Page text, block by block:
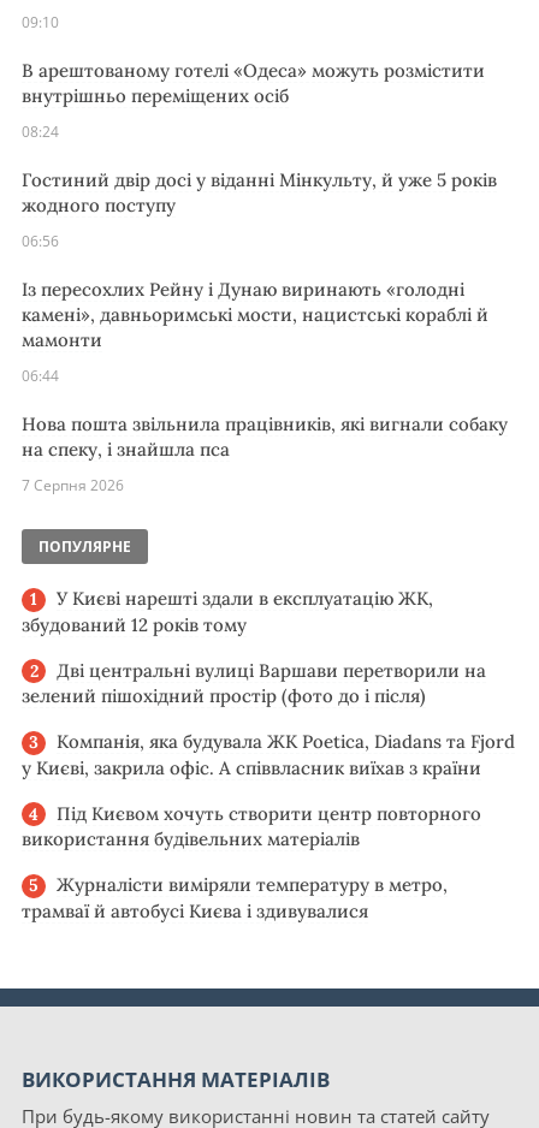
09:10
В арештованому готелі «Одеса» можуть розмістити
внутрішньо переміщених осіб
08:24
Гостиний двір досі у віданні Мінкульту, й уже 5 років
жодного поступу
06:56
Із пересохлих Рейну і Дунаю виринають «голодні
камені», давньоримські мости, нацистські кораблі й
мамонти
06:44
Нова пошта звільнила працівників, які вигнали собаку
на спеку, і знайшла пса
7 Серпня 2026
ПОПУЛЯРНЕ
У Києві нарешті здали в експлуатацію ЖК,
збудований 12 років тому
Дві центральні вулиці Варшави перетворили на
зелений пішохідний простір (фото до і після)
Компанія, яка будувала ЖК Poetica, Diadans та Fjord
у Києві, закрила офіс. А співвласник виїхав з країни
Під Києвом хочуть створити центр повторного
використання будівельних матеріалів
Журналісти виміряли температуру в метро,
трамваї й автобусі Києва і здивувалися
ВИКОРИСТАННЯ МАТЕРІАЛІВ
При будь-якому використанні новин та статей сайту